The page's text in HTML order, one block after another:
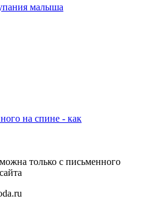
малыша
на спине - как
только с письменного